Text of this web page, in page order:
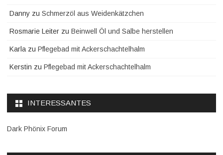
Danny zu Schmerzöl aus Weidenkätzchen
Rosmarie Leiter zu Beinwell Öl und Salbe herstellen
Karla zu Pflegebad mit Ackerschachtelhalm
Kerstin zu Pflegebad mit Ackerschachtelhalm
INTERESSANTES
Dark Phönix Forum